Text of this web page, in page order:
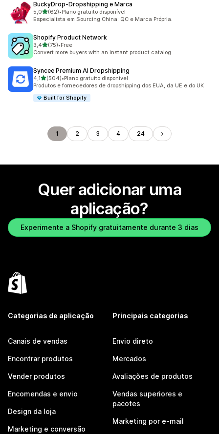
BuckyDrop‑Dropshipping e Marca
5,0de 5 estrelas
(62)
62 total de avaliações
•Plano gratuito disponível
Especialista em Sourcing China: QC e Marca Própria.
Shopify Product Network
3,4de 5 estrelas
(75)
75 total de avaliações
•Free
Convert more buyers with an instant product catalog
Syncee Premium AI Dropshipping
4,1de 5 estrelas
(504)
504 total de avaliações
•Plano gratuito disponível
Produtos e fornecedores de dropshipping dos EUA, da UE e do UK
Built for Shopify
1 2 3 4 24
Quer adicionar uma
aplicação?
Experimente a Shopify gratuitamente durante 3 dias
Categorias de aplicação
Canais de vendas
Encontrar produtos
Vender produtos
Encomendas e envio
Design da loja
Marketing e conversão
Principais categorias
Envio direto
Mercados
Avaliações de produtos
Vendas superiores e
pacotes
Marketing por e-mail